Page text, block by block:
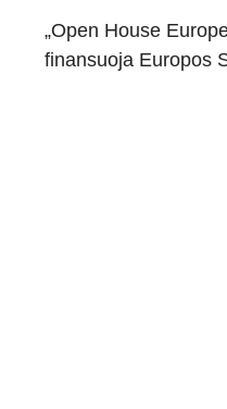
„Open House
finansuoja Europos